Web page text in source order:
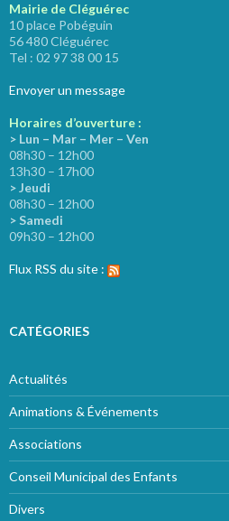
Mairie de Cléguérec
10 place Pobéguin
56 480 Cléguérec
Tel : 02 97 38 00 15
Envoyer un message
Horaires d’ouverture :
> Lun – Mar – Mer – Ven
08h30 – 12h00
13h30 – 17h00
> Jeudi
08h30 – 12h00
> Samedi
09h30 – 12h00
Flux RSS du site :
CATÉGORIES
Actualités
Animations & Événements
Associations
Conseil Municipal des Enfants
Divers